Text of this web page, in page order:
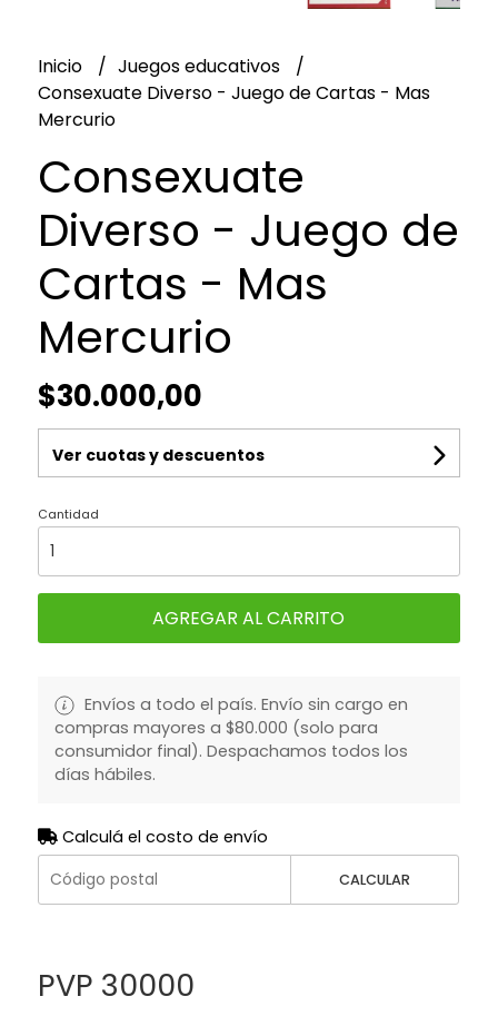
Inicio
Juegos educativos
Consexuate Diverso - Juego de Cartas - Mas
Mercurio
Consexuate
Diverso - Juego de
Cartas - Mas
Mercurio
$30.000,00
Ver cuotas y descuentos
Cantidad
AGREGAR AL CARRITO
Envíos a todo el país. Envío sin cargo en
compras mayores a $80.000 (solo para
consumidor final). Despachamos todos los
días hábiles.
Calculá el costo de envío
CALCULAR
PVP 30000